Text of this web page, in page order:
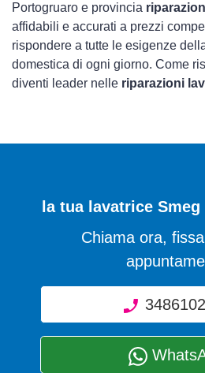
Portogruaro e provincia
affidabili e accurati a prezzi
rispondere a tutte le esigenze
domestica di ogni giorno. Come
diventi leader nelle riparazioni
la tua lavatrice
Chiama ora,